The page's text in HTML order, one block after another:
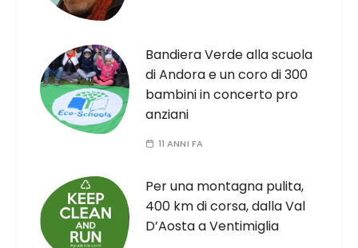
Bandiera Verde alla scuola
di Andora e un coro di 300
bambini in concerto pro
anziani
11 ANNI FA
Per una montagna pulita,
400 km di corsa, dalla Val
D’Aosta a Ventimiglia